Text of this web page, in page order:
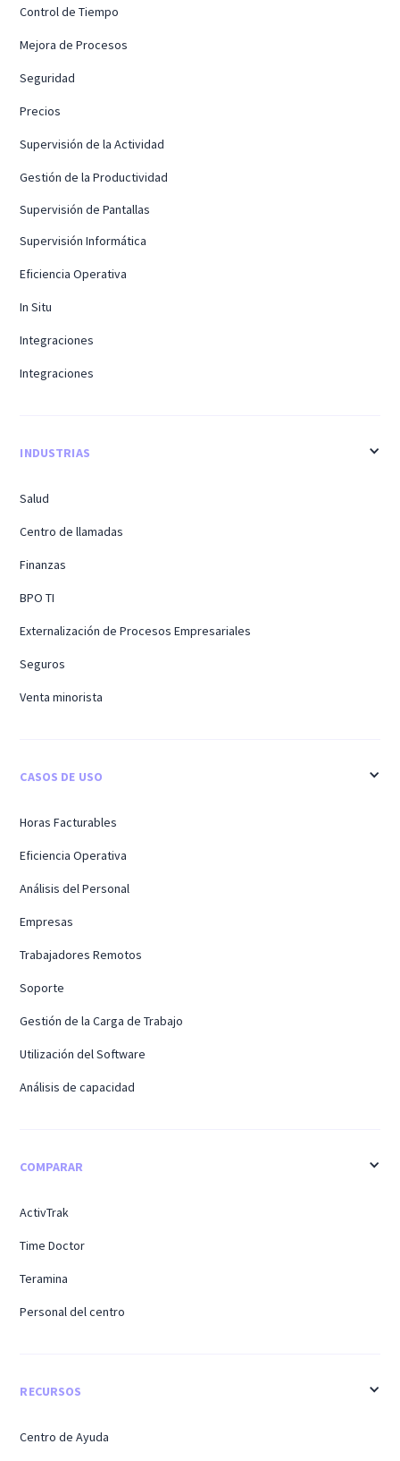
Control de Tiempo
Mejora de Procesos
Seguridad
Precios
Supervisión de la Actividad
Gestión de la Productividad
Supervisión de Pantallas
Supervisión Informática
Eficiencia Operativa
In Situ
Integraciones
Integraciones
INDUSTRIAS
Salud
Centro de llamadas
Finanzas
BPO TI
Externalización de Procesos Empresariales
Seguros
Venta minorista
CASOS DE USO
Horas Facturables
Eficiencia Operativa
Análisis del Personal
Empresas
Trabajadores Remotos
Soporte
Gestión de la Carga de Trabajo
Utilización del Software
Análisis de capacidad
COMPARAR
ActivTrak
Time Doctor
Teramina
Personal del centro
RECURSOS
Centro de Ayuda